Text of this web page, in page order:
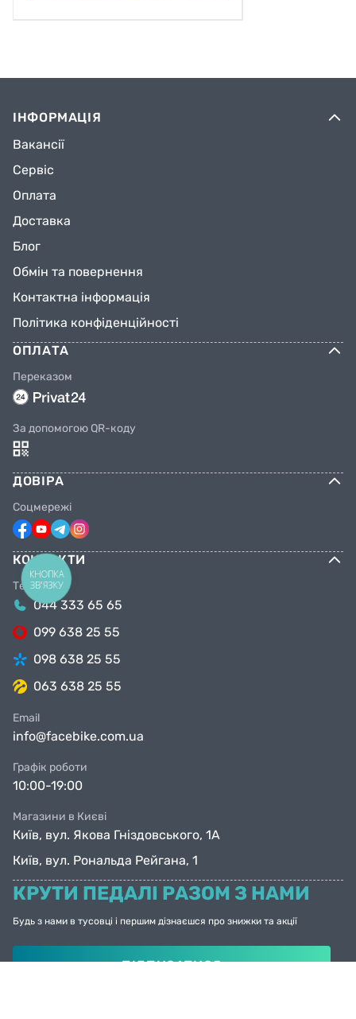
ІНФОРМАЦІЯ
Вакансії
Сервіс
Оплата
Доставка
Блог
Обмін та повернення
Контактна інформація
Політика конфіденційності
ОПЛАТА
Переказом
За допомогою QR-коду
ДОВІРА
Соцмережі
КОНТАКТИ
Телефони
044 333 65 65
099 638 25 55
098 638 25 55
063 638 25 55
Email
info@facebike.com.ua
Графік роботи
10:00-19:00
Магазини в Києві
Київ, вул. Якова Гніздовського, 1А
Київ, вул. Рональда Рейгана, 1
КРУТИ ПЕДАЛІ РАЗОМ З НАМИ
Будь з нами в тусовці і першим дізнаєшся про знижки та акції
ПІДПИСАТИСЯ
КНОПКА
ЗВ'ЯЗКУ